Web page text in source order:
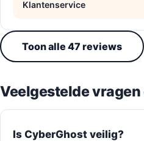
Klantenservice
Toon alle 47 reviews
Veelgestelde
Is CyberGhost veilig?